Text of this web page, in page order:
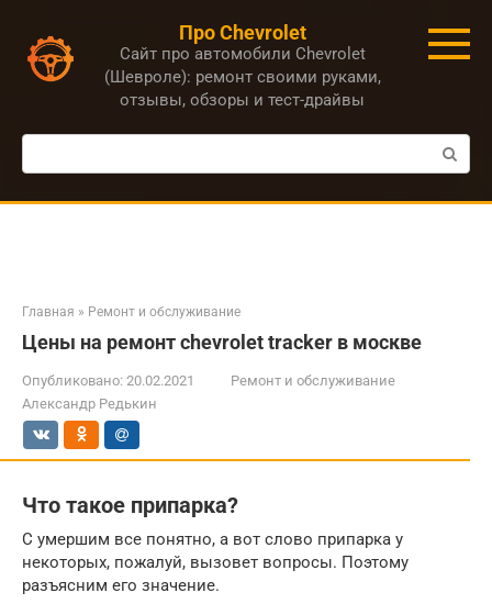
контенту
Про Chevrolet
Сайт про автомобили Chevrolet
(Шевроле): ремонт своими руками,
отзывы, обзоры и тест-драйвы
Поиск:
Главная » Ремонт и обслуживание
Цены на ремонт chevrolet tracker в москве
Опубликовано: 20.02.2021
Ремонт и обслуживание
Александр Редькин
Что такое припарка?
С умершим все понятно, а вот слово припарка у
некоторых, пожалуй, вызовет вопросы. Поэтому
разъясним его значение.